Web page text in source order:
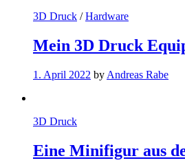
3D Druck /Hardware
Mein 3D Druck
1. April 2022 by Andreas Rabe
3D Druck
Eine Minifigur aus